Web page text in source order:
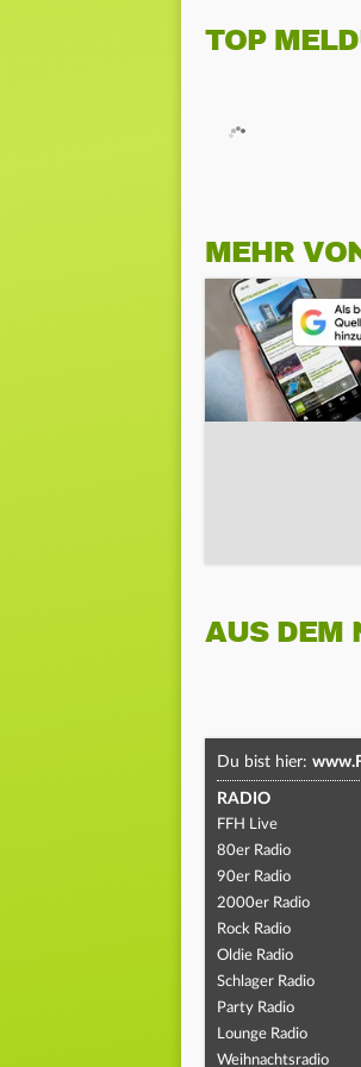
TOP
MEHR
AUS DEM
Du bist hier:
RADIO
FFH Live
80er Radio
90er Radio
2000er Radio
Rock Radio
Oldie Radio
Schlager Radio
Party Radio
Lounge Radio
Weihnachtsradio